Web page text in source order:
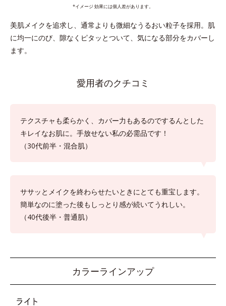
*イメージ 効果には個人差があります。
美肌メイクを追求し、通常よりも微細なうるおい粒子を採用。肌
に均一にのび、隙なくピタッとついて、気になる部分をカバーし
ます。
愛用者のクチコミ
テクスチャも柔らかく、カバー力もあるのでするんとした
キレイなお肌に。手放せない私の必需品です！
（30代前半・混合肌）
ササッとメイクを終わらせたいときにとても重宝します。
簡単なのに塗った後もしっとり感が続いてうれしい。
（40代後半・普通肌）
カラーラインアップ